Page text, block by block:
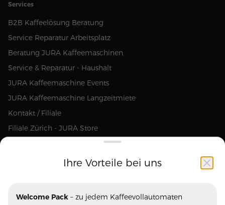
Services
B2B Kaffeelösung Beratung
Service Reparatur Arbeitsplatz
Beratung JURA Kaffeemaschinen
Service & Reparatur - Haushalt
JURA Kaffeemaschine Events
JURA Kaffeemaschine Langzeitmiete
Kontakt / Filiale
Filiale Zürich - JURA Store
Ascaso Blasercafe
Ihre Vorteile bei uns
Welcome Pack – zu jedem Kaffeevollautomaten